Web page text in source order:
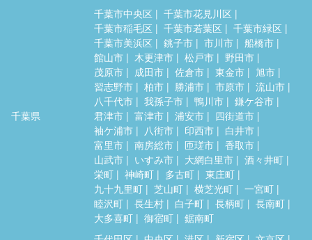
千葉県
千葉市中央区
千葉市花見川区
千葉市稲毛区
千葉市若葉区
千葉市緑区
千葉市美浜区
銚子市 市川市
船橋市
館山市
木更津市 松戸市
野田市
茂原市
成田市 佐倉市 東金市
旭市
習志野市
柏市 勝浦市 市原市
流山市
八千代市
我孫子市 鴨川市
鎌ケ谷市
君津市
富津市 浦安市
四街道市
袖ケ浦市
八街市 印西市
白井市
富里市
南房総市 匝瑳市
香取市
山武市
いすみ市 大網白里市
酒々井町
栄町
神崎町 多古町
東庄町
九十九里町
芝山町 横芝光町
一宮町
睦沢町
長生村 白子町 長柄町
長南町
大多喜町
御宿町
鋸南町